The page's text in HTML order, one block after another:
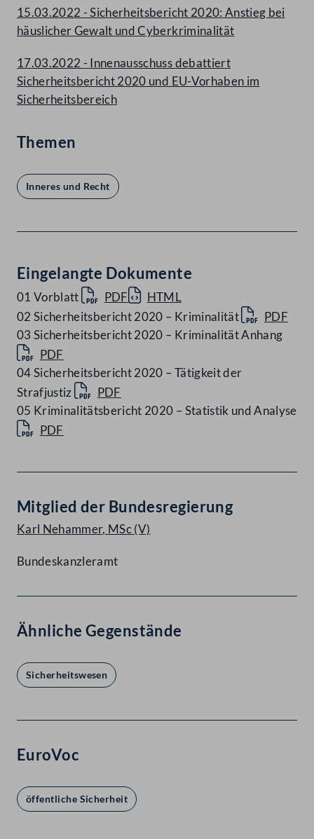
15.03.2022 - Sicherheitsbericht 2020: Anstieg bei
häuslicher Gewalt und Cyberkriminalität
17.03.2022 - Innenausschuss debattiert
Sicherheitsbericht 2020 und EU-Vorhaben im
Sicherheitsbereich
Themen
Inneres und Recht
Eingelangte Dokumente
01 Vorblatt PDF
HTML
02 Sicherheitsbericht 2020 – Kriminalität
PDF
03 Sicherheitsbericht 2020 – Kriminalität Anhang
PDF
04 Sicherheitsbericht 2020 – Tätigkeit der
Strafjustiz
PDF
05 Kriminalitätsbericht 2020 – Statistik und Analyse
PDF
Mitglied der Bundesregierung
Karl Nehammer, MSc(V)
Bundeskanzleramt
Ähnliche Gegenstände
Sicherheitswesen
EuroVoc
öffentliche Sicherheit